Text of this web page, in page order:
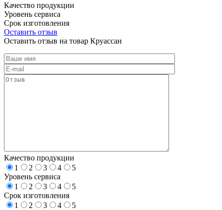
Качество продукции
Уровень сервиса
Срок изготовления
Оставить отзыв
Оставить отзыв на товар Круассан
Качество продукции
1
2 3 4
5
Уровень сервиса
1
2 3 4
5
Срок изготовления
1
2 3 4
5